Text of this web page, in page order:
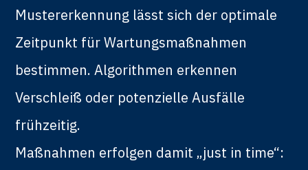
Mustererkennung lässt sich der optimale
Zeitpunkt für Wartungsmaßnahmen
bestimmen. Algorithmen erkennen
Verschleiß oder potenzielle Ausfälle
frühzeitig.
Maßnahmen erfolgen damit „just in time“: